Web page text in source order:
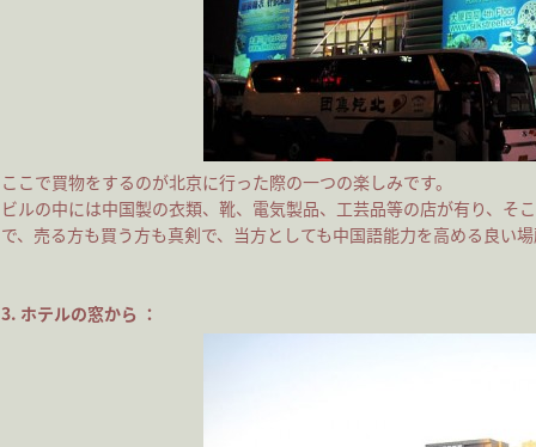
ここで買物をするのが北京に行った際の一つの楽しみです。
ビルの中には中国製の衣類、靴、電気製品、工芸品等の店が有り、
で、売る方も買う方も真剣で、当方としても中国語能力を高める良い
3. ホテルの窓から ：